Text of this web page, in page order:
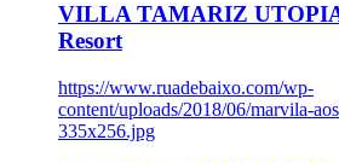
VILLA TAMARIZ
Resort
https://www.ruadebaixo.com/wp-
content/uploads/2018/06/marvila-
335x256.jpg